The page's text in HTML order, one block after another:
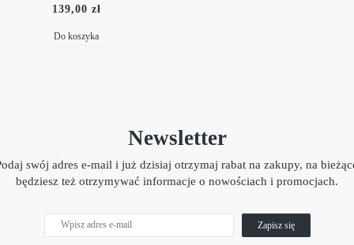
139,00 zł
Do koszyka
Newsletter
swój adres e-mail i już dzisiaj otrzymaj rabat na zakupy, na
będziesz też otrzymywać informacje o nowościach i promocjach.
Zapisz się